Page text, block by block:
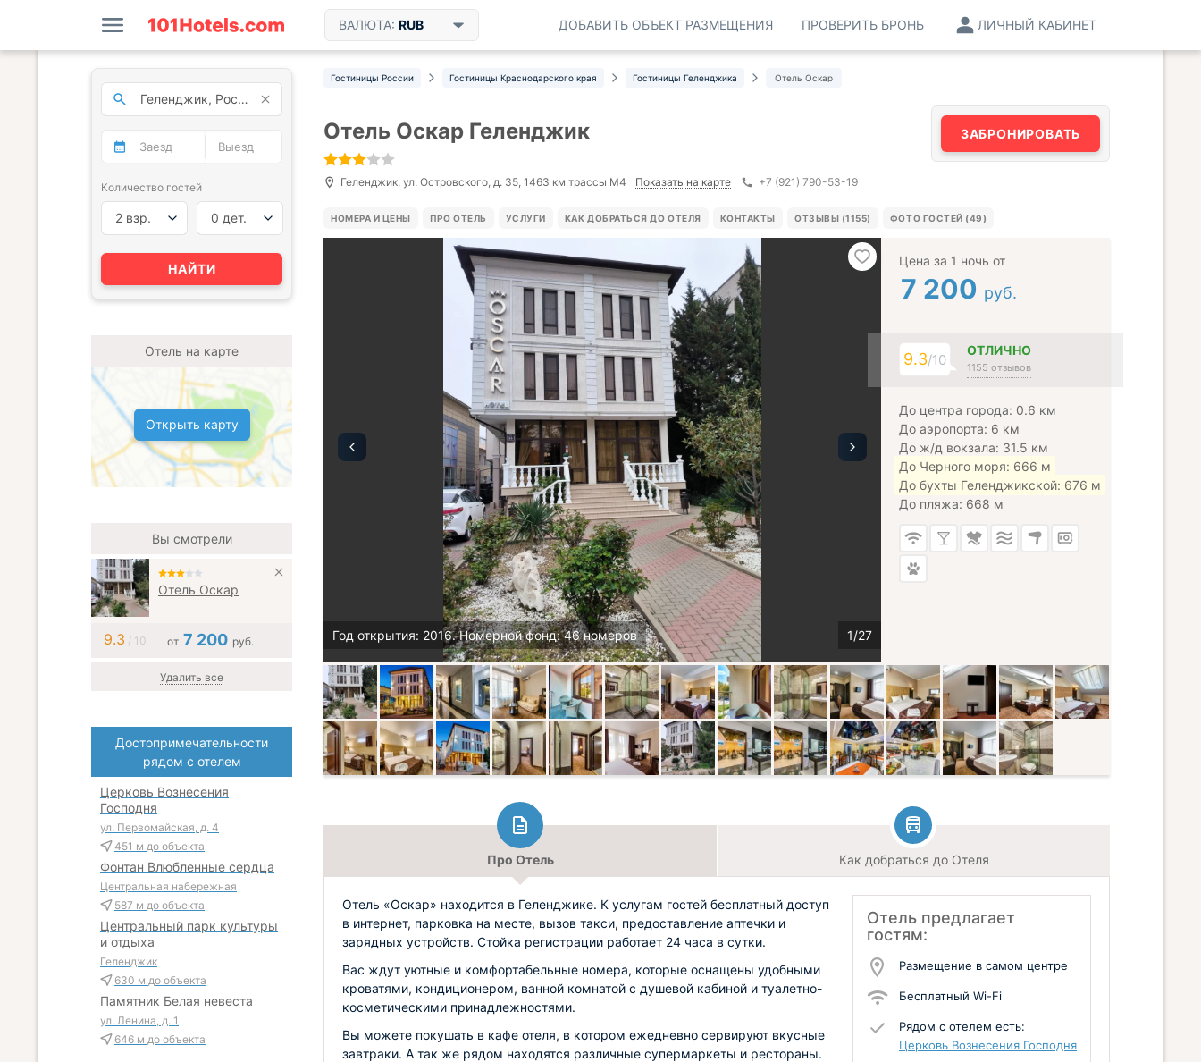
ВАЛЮТА: RUB ЛИЧНЫЙ КАБИНЕТ
ПРОВЕРИТЬ БРОНЬ
ДОБАВИТЬ ОБЪЕКТ РАЗМЕЩЕНИЯ
Гостиницы России Гостиницы Краснодарского края Гостиницы Геленджика Отель Оскар
Отель Оскар Геленджик
Геленджик, ул. Островского, д. 35, 1463 км трассы М4 Показать на карте +7 (921) 790-53-19
ЗАБРОНИРОВАТЬ
НОМЕРА И ЦЕНЫ ПРО ОТЕЛЬ УСЛУГИ КАК ДОБРАТЬСЯ ДО ОТЕЛЯ КОНТАКТЫ ОТЗЫВЫ (1155) ФОТО ГОСТЕЙ (49)
Год открытия: 2016. Номерной фонд: 46 номеров
Цена за 1 ночь от
7 200 руб.
9.3/10
ОТЛИЧНО
1155 отзывов
До центра города: 0.6 км
До аэропорта: 6 км
До ж/д вокзала: 31.5 км
До Черного моря: 666 м
До бухты Геленджикской: 676 м
До пляжа: 668 м
Про Отель Как добраться до Отеля
Отель предлагает
гостям:
Размещение в самом центре
Бесплатный Wi-Fi
Рядом с отелем есть:
Церковь Вознесения Господня
Отель «Оскар» находится в Геленджике. К услугам гостей бесплатный доступ
в интернет, парковка на месте, вызов такси, предоставление аптечки и
зарядных устройств. Стойка регистрации работает 24 часа в сутки.
Вас ждут уютные и комфортабельные номера, которые оснащены удобными
кроватями, кондиционером, ванной комнатой с душевой кабиной и туалетно-
косметическими принадлежностями.
Вы можете покушать в кафе отеля, в котором ежедневно сервируют вкусные
завтраки. А так же рядом находятся различные супермаркеты и рестораны.
Количество гостей
2 взр. 0 дет.
НАЙТИ
Отель на карте
Открыть карту
Вы смотрели
Отель Оскар
9.3 / 10 от 7 200 руб.
Удалить все
Достопримечательности
рядом с отелем
Церковь Вознесения
Господня
ул. Первомайская, д. 4
451 м до объекта
Фонтан Влюбленные сердца
Центральная набережная
587 м до объекта
Центральный парк культуры
и отдыха
Геленджик
630 м до объекта
Памятник Белая невеста
ул. Ленина, д. 1
646 м до объекта